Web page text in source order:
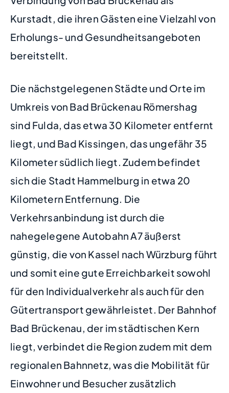
Kurstadt, die ihren Gästen eine Vielzahl von
Erholungs- und Gesundheitsangeboten
bereitstellt.
Die nächstgelegenen Städte und Orte im
Umkreis von Bad Brückenau Römershag
sind Fulda, das etwa 30 Kilometer entfernt
liegt, und Bad Kissingen, das ungefähr 35
Kilometer südlich liegt. Zudem befindet
sich die Stadt Hammelburg in etwa 20
Kilometern Entfernung. Die
Verkehrsanbindung ist durch die
nahegelegene Autobahn A7 äußerst
günstig, die von Kassel nach Würzburg führt
und somit eine gute Erreichbarkeit sowohl
für den Individualverkehr als auch für den
Gütertransport gewährleistet. Der Bahnhof
Bad Brückenau, der im städtischen Kern
liegt, verbindet die Region zudem mit dem
regionalen Bahnnetz, was die Mobilität für
Einwohner und Besucher zusätzlich